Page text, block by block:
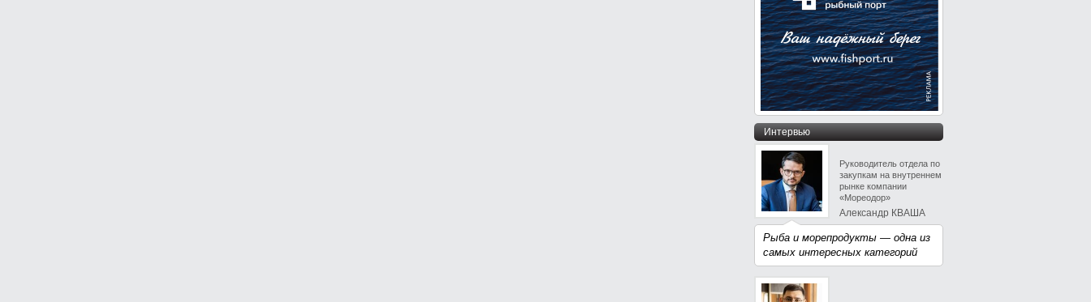
Интервью
Руководитель отдела по
закупкам на внутреннем
рынке компании
«Мореодор»
Александр КВАША
Рыба и морепродукты — одна из
самых интересных категорий